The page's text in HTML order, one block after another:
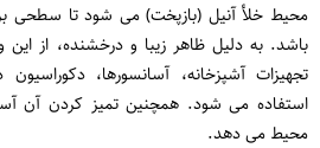
محیط خلأ آنیل (بازپخت) می ‌شود تا
باشد. به‌ دلیل ظاهر زیبا و درخشنده، از این
تجهیزات آشپزخانه، آسانسورها،
استفاده می‌ شود. همچنین تمیز کردن آن
محیط می ‌دهد.